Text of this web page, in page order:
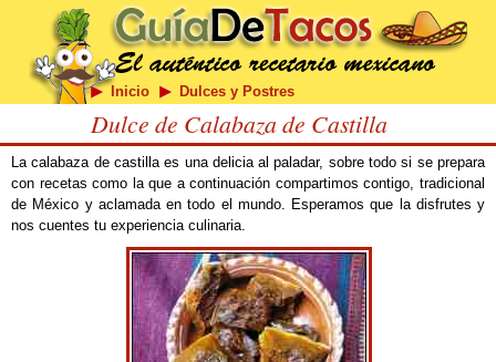
Inicio Dulces y Postres
Dulce de Calabaza de Castilla
La calabaza de castilla es una delicia al paladar, sobre todo si se prepara
con recetas como la que a continuación compartimos contigo, tradicional
de México y aclamada en todo el mundo. Esperamos que la disfrutes y
nos cuentes tu experiencia culinaria.